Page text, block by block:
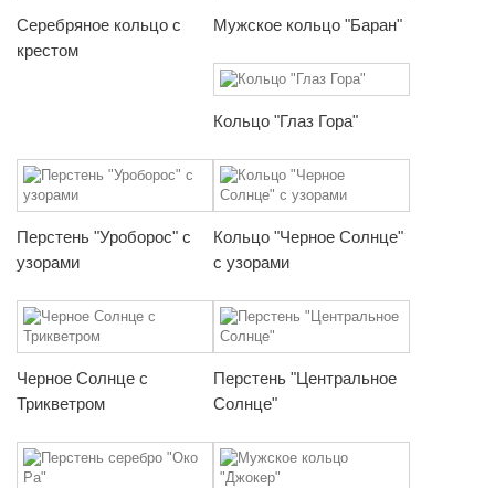
Серебряное кольцо с
крестом
Мужское кольцо "Баран"
Кольцо "Глаз Гора"
Перстень "Уроборос" с
узорами
Кольцо "Черное Солнце"
с узорами
Черное Солнце с
Трикветром
Перстень "Центральное
Солнце"